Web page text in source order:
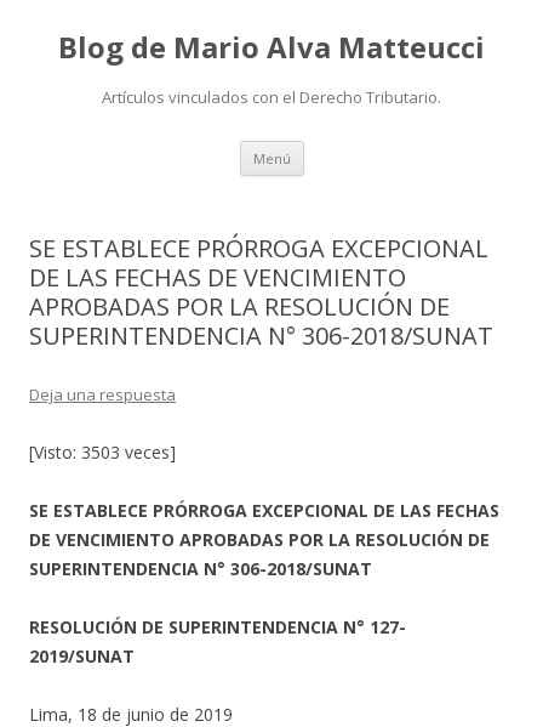
Blog de Mario Alva Matteucci
Artículos vinculados con el Derecho Tributario.
Menú Ir
contenido
SE ESTABLECE PRÓRROGA EXCEPCIONAL
DE LAS FECHAS DE VENCIMIENTO
APROBADAS POR LA RESOLUCIÓN DE
SUPERINTENDENCIA N° 306-2018/SUNAT
Deja una respuesta
[Visto: 3503 veces]
SE ESTABLECE PRÓRROGA EXCEPCIONAL DE LAS FECHAS
DE VENCIMIENTO APROBADAS POR LA RESOLUCIÓN DE
SUPERINTENDENCIA N° 306-2018/SUNAT
RESOLUCIÓN DE SUPERINTENDENCIA N° 127-
2019/SUNAT
Lima, 18 de junio de 2019